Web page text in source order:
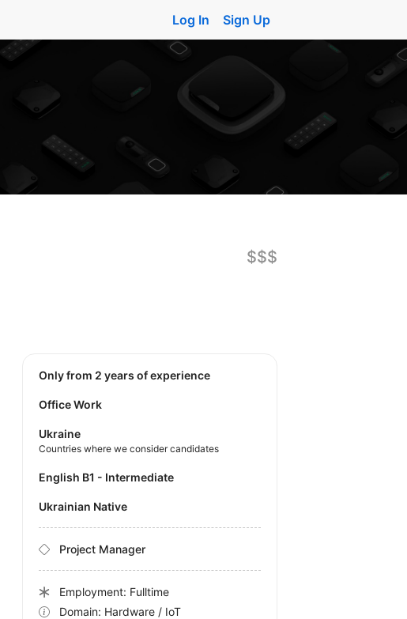
Log In Sign Up
$$$
Only from 2 years of experience
Office Work
Ukraine
Countries where we consider candidates
English B1 - Intermediate
Ukrainian Native
Project Manager
Employment: Fulltime
Domain: Hardware / IoT